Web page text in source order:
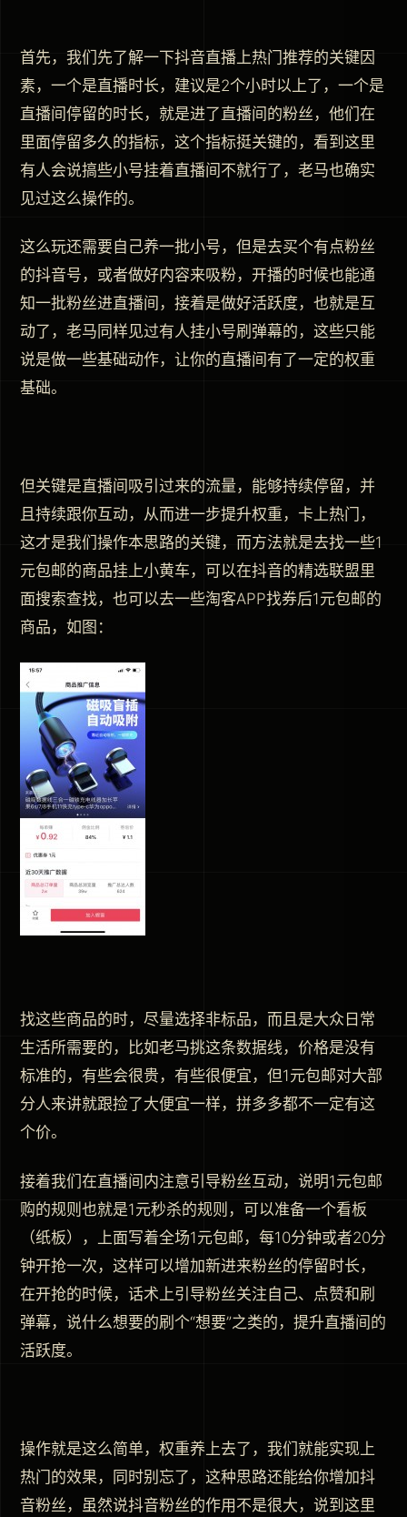
首先，我们先了解一下抖音直播上热门推荐的关键因
素，一个是直播时长，建议是2个小时以上了，一个是
直播间停留的时长，就是进了直播间的粉丝，他们在
里面停留多久的指标，这个指标挺关键的，看到这里
有人会说搞些小号挂着直播间不就行了，老马也确实
见过这么操作的。
这么玩还需要自己养一批小号，但是去买个有点粉丝
的抖音号，或者做好内容来吸粉，开播的时候也能通
知一批粉丝进直播间，接着是做好活跃度，也就是互
动了，老马同样见过有人挂小号刷弹幕的，这些只能
说是做一些基础动作，让你的直播间有了一定的权重
基础。
但关键是直播间吸引过来的流量，能够持续停留，并
且持续跟你互动，从而进一步提升权重，卡上热门，
这才是我们操作本思路的关键，而方法就是去找一些1
元包邮的商品挂上小黄车，可以在抖音的精选联盟里
面搜索查找，也可以去一些淘客APP找券后1元包邮的
商品，如图：
找这些商品的时，尽量选择非标品，而且是大众日常
生活所需要的，比如老马挑这条数据线，价格是没有
标准的，有些会很贵，有些很便宜，但1元包邮对大部
分人来讲就跟捡了大便宜一样，拼多多都不一定有这
个价。
接着我们在直播间内注意引导粉丝互动，说明1元包邮
购的规则也就是1元秒杀的规则，可以准备一个看板
（纸板），上面写着全场1元包邮，每10分钟或者20分
钟开抢一次，这样可以增加新进来粉丝的停留时长，
在开抢的时候，话术上引导粉丝关注自己、点赞和刷
弹幕，说什么想要的刷个“想要”之类的，提升直播间的
活跃度。
操作就是这么简单，权重养上去了，我们就能实现上
热门的效果，同时别忘了，这种思路还能给你增加抖
音粉丝，虽然说抖音粉丝的作用不是很大，说到这里